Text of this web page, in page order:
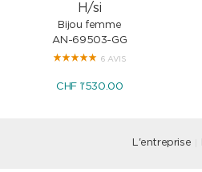
H/si
Bijou femme
AN-69503-GG
6 AVIS
CHF 1'530.00
L'entreprise